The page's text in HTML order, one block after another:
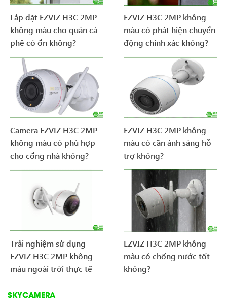
Lắp đặt EZVIZ H3C 2MP
không màu cho quán cà
phê có ổn không?
EZVIZ H3C 2MP không
màu có phát hiện chuyển
động chính xác không?
Camera EZVIZ H3C 2MP
không màu có phù hợp
cho cổng nhà không?
EZVIZ H3C 2MP không
màu có cần ánh sáng hỗ
trợ không?
Trải nghiệm sử dụng
EZVIZ H3C 2MP không
màu ngoài trời thực tế
EZVIZ H3C 2MP không
màu có chống nước tốt
không?
SKYCAMERA